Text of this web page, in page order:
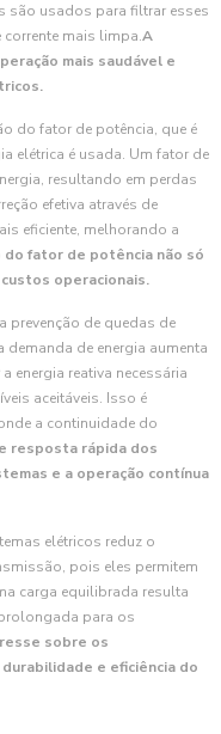
são usados para filtrar esses
mais limpa.A
mais saudável e
do fator de potência, que é
elétrica é usada. Um fator de
resultando em perdas
efetiva através de
eficiente, melhorando a
do fator de potência não só
custos operacionais.
prevenção de quedas de
de energia aumenta
energia reativa necessária
aceitáveis. Isso é
a continuidade do
resposta rápida dos
e a operação contínua
elétricos reduz o
pois eles permitem
carga equilibrada resulta
para os
sobre os
e eficiência do